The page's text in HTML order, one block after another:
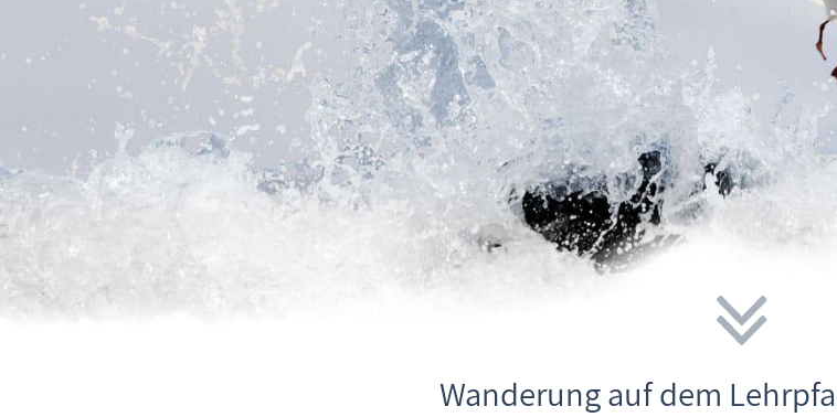
Wanderung auf dem